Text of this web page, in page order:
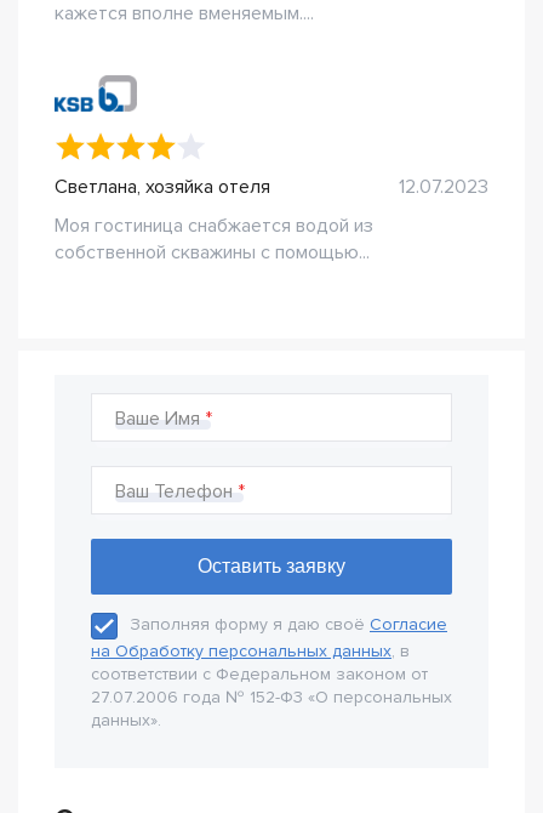
кажется вполне вменяемым....
Светлана, хозяйка отеля
12.07.2023
Моя гостиница снабжается водой из
собственной скважины с помощью...
Ваше Имя
Ваш Телефон
Заполняя форму я даю своё Согласие
на Обработку персональных данных, в
соответствии с Федеральном законом от
27.07.2006 года № 152-Ф3 «О персональных
данных».